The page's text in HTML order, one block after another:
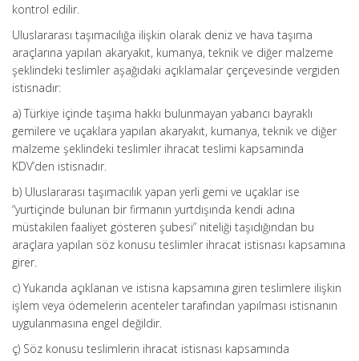
kontrol edilir.
Uluslararası taşımacılığa ilişkin olarak deniz ve hava taşıma
araçlarına yapılan akaryakıt, kumanya, teknik ve diğer malzeme
şeklindeki teslimler aşağıdaki açıklamalar çerçevesinde vergiden
istisnadır:
a) Türkiye içinde taşıma hakkı bulunmayan yabancı bayraklı
gemilere ve uçaklara yapılan akaryakıt, kumanya, teknik ve diğer
malzeme şeklindeki teslimler ihracat teslimi kapsamında
KDV’den istisnadır.
b) Uluslararası taşımacılık yapan yerli gemi ve uçaklar ise
“yurtiçinde bulunan bir firmanın yurtdışında kendi adına
müstakilen faaliyet gösteren şubesi” niteliği taşıdığından bu
araçlara yapılan söz konusu teslimler ihracat istisnası kapsamına
girer.
c) Yukarıda açıklanan ve istisna kapsamına giren teslimlere ilişkin
işlem veya ödemelerin acenteler tarafından yapılması istisnanın
uygulanmasına engel değildir.
ç) Söz konusu teslimlerin ihracat istisnası kapsamında